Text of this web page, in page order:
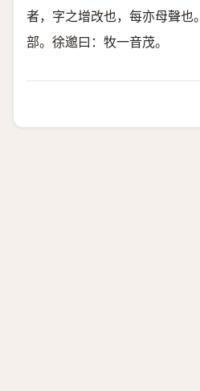
者，字之增改也，每亦母聲也。
部。徐邈曰：牧一音茂。